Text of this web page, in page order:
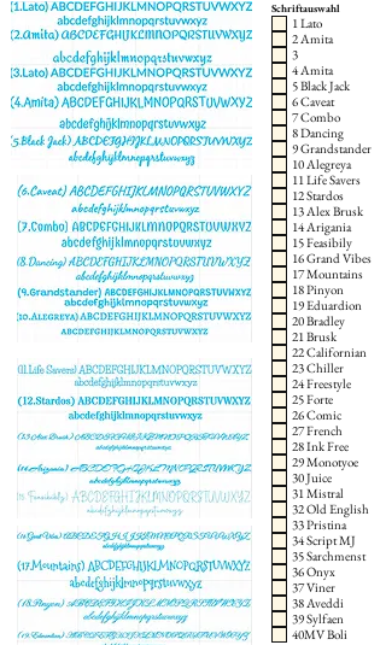
Schriftauswahl
1 Lato
2 Amita
3
4 Amita
5 Black Jack
6 Caveat
7 Combo
8 Dancing
9 Grandstander
10 Alegreya
11 Life Savers
12 Stardos
13 Alex Brusk
14 Arigania
15 Feasibily
16 Grand Vibes
17 Mountains
18 Pinyon
19 Eduardion
20 Bradley
21 Brusk
22 Californian
23 Chiller
24 Freestyle
25 Forte
26 Comic
27 French
28 Ink Free
29 Monotyoe
30 Juice
31 Mistral
32 Old English
33 Pristina
34 Script MJ
35 Sarchmenst
36 Onyx
37 Viner
38 Aveddi
39 Sylfaen
40MV Boli